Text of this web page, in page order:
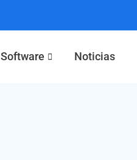
Software Noticias